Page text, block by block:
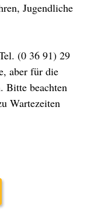
Jugendliche
(0 36 91) 29
aber für die
Bitte beachten
Wartezeiten